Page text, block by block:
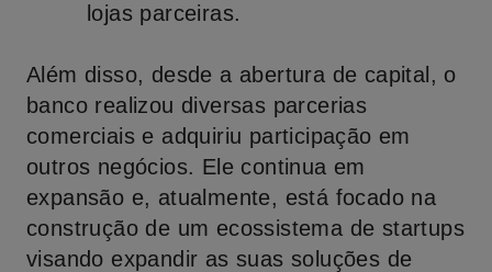
lojas parceiras.
Além disso, desde a abertura de capital, o
banco realizou diversas parcerias
comerciais e adquiriu participação em
outros negócios. Ele continua em
expansão e, atualmente, está focado na
construção de um ecossistema de startups
visando expandir as suas soluções de